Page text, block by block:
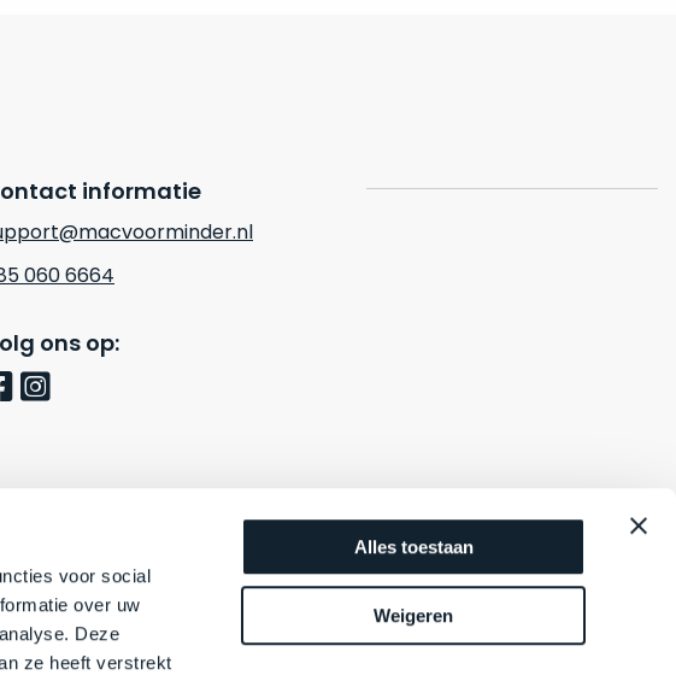
voor social
over uw
Deze
ze heeft verstrekt
Alles toestaan
Weigeren
informatie
060 6664
ons op: